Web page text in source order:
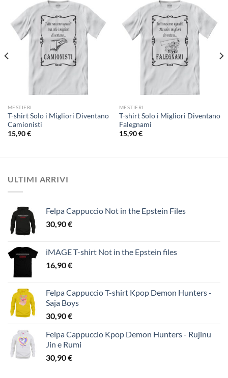
MESTIERI
T-shirt Solo i Migliori Diventano
Camionisti
15,90€
MESTIERI
T-shirt Solo i Migliori Diventano
Falegnami
15,90€
ULTIMI ARRIVI
Felpa Cappuccio Not in the Epstein Files
30,90€
iMAGE T-shirt Not in the Epstein files
16,90€
Felpa Cappuccio T-shirt Kpop Demon Hunters -
Saja Boys
30,90€
Felpa Cappuccio Kpop Demon Hunters - Rujinu
Jin e Rumi
30,90€